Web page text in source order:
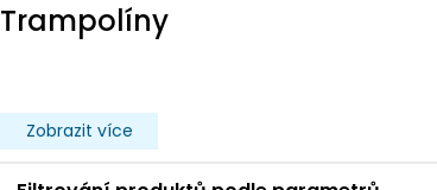
Trampolíny
Zobrazit více